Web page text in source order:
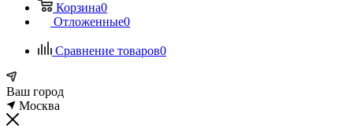
Корзина0
Отложенные0
Сравнение товаров0
Ваш город
Москва